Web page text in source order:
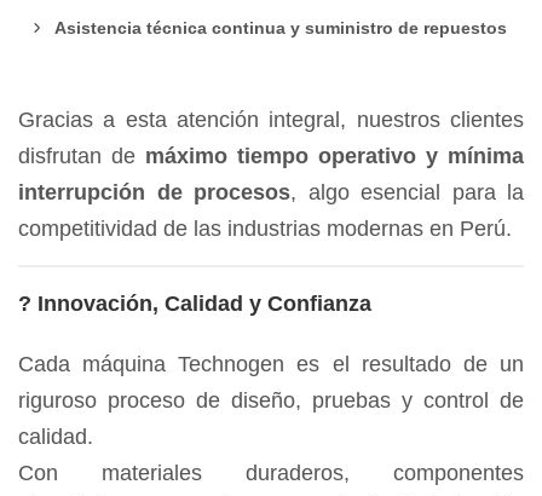
Asistencia técnica continua y suministro de repuestos
Gracias a esta atención integral, nuestros clientes
disfrutan de máximo tiempo operativo y mínima
interrupción de procesos, algo esencial para la
competitividad de las industrias modernas en Perú.
? Innovación, Calidad y Confianza
Cada máquina Technogen es el resultado de un
riguroso proceso de diseño, pruebas y control de
calidad.
Con materiales duraderos, componentes